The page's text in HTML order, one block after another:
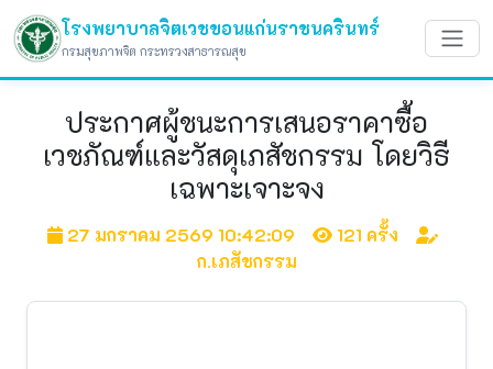
โรงพยาบาลจิตเวชขอนแก่นราชนครินทร์
กรมสุขภาพจิต กระทรวงสาธารณสุข
ประกาศผู้ชนะการเสนอราคาซื้อ
เวชภัณฑ์และวัสดุเภสัชกรรม โดยวิธี
เฉพาะเจาะจง
27 มกราคม 2569 10:42:09
121 ครั้ง
ก.เภสัชกรรม